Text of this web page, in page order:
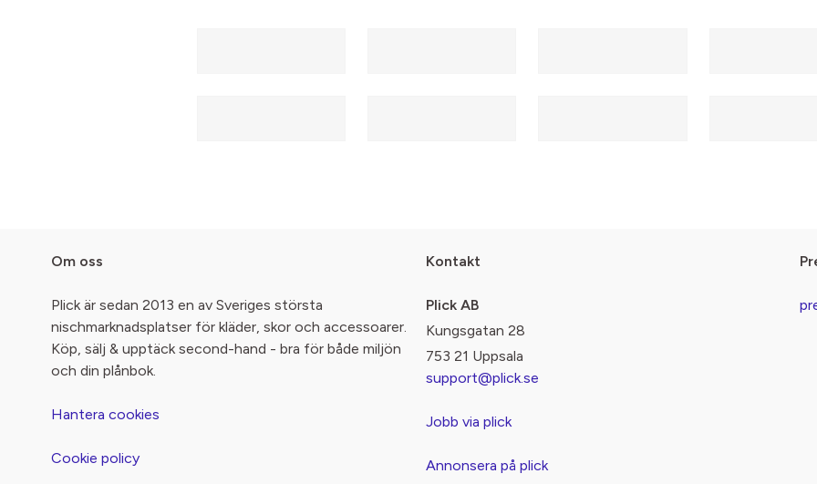
Om oss
Plick är sedan 2013 en av Sveriges största
nischmarknadsplatser för kläder, skor och accessoarer.
Köp, sälj & upptäck second-hand - bra för både miljön
och din plånbok.
Hantera cookies
Cookie policy
Kontakt
Plick AB
Kungsgatan 28
753 21 Uppsala
support@plick.se
Jobb via plick
Annonsera på plick